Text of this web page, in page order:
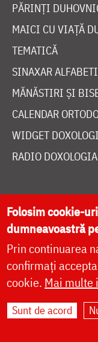
PĂRINȚI
MAICI CU VIAȚĂ
TEMATICĂ
SINAXAR
MĂNĂSTIRI ȘI
CALENDAR
WIDGET
RADIO DOXOLOGIA
DESPRE NOI
POLITICA DE
DONEAZĂ ONLINE
Folosim cookie-
dumneavoastră
Prin continuarea
confirmați
cookie. Mai multe
Sunt de acord